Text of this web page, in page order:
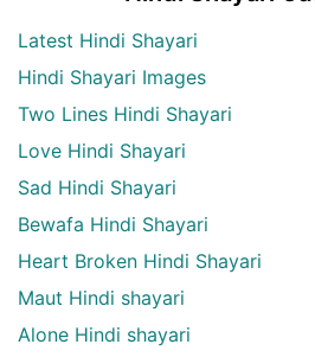
Latest Hindi Shayari
Hindi Shayari Images
Two Lines Hindi Shayari
Love Hindi Shayari
Sad Hindi Shayari
Bewafa Hindi Shayari
Heart Broken Hindi Shayari
Maut Hindi shayari
Alone Hindi shayari